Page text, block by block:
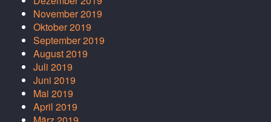
November 2019
Oktober 2019
September 2019
August 2019
Juli 2019
Juni 2019
Mai 2019
April 2019